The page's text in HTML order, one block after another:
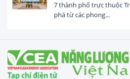
Tổng vốn FDI đăng ký
USD trong 5 tháng...